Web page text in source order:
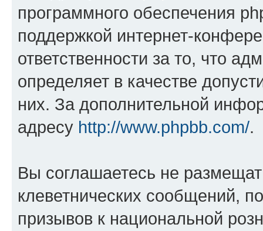
программного обеспечения
поддержкой интернет-
ответственности за то, что
определяет в качестве
них. За дополнительной
адресу http://www.phpbb.com/.
Вы соглашаетесь не
клеветнических сообщений,
призывов к национальной